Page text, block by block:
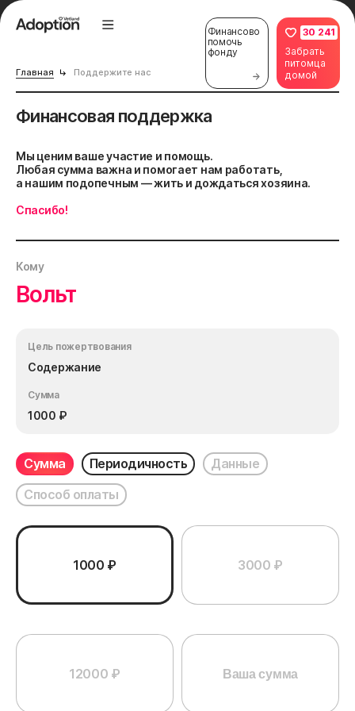
Финансово
помочь
фонду
30 241
Забрать
питомца
домой
Главная Поддержите нас
Финансовая поддержка
Мы ценим ваше участие и помощь.
Любая сумма важна и помогает нам работать,
а нашим подопечным — жить и дождаться хозяина.
Спасибо!
Кому
Вольт
Цель пожертвования
Содержание
Сумма
1000 ₽
Сумма Периодичность
Данные
Способ оплаты
1000 ₽ 3000 ₽
12000 ₽